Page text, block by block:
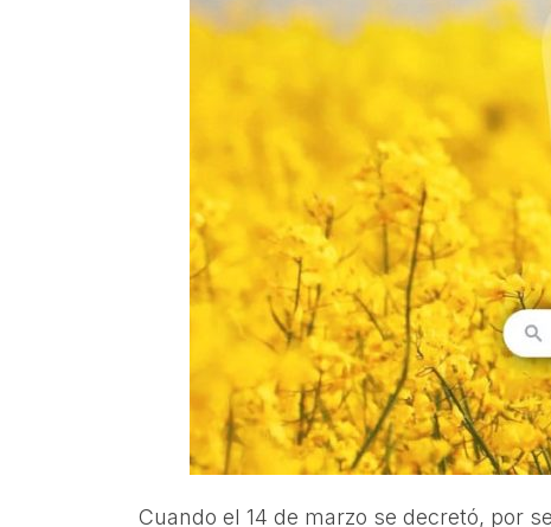
Cuando el 14 de marzo se decretó, por